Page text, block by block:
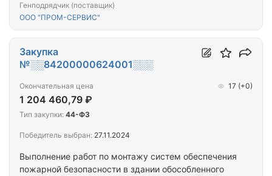
Генподрядчик (поставщик)
ООО "ПРОМ-СЕРВИС"
Выполнение работ по монтажу систем обеспечения
пожарной безопасности в здании обособленного
Закупка
№░░84200000624001░░░
Окончательная цена
1 204 460,79 ₽
17 (+0)
Тип закупки: 44-ФЗ
Победитель выбран: 27.11.2024